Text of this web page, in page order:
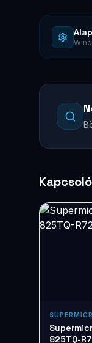
825TQ-